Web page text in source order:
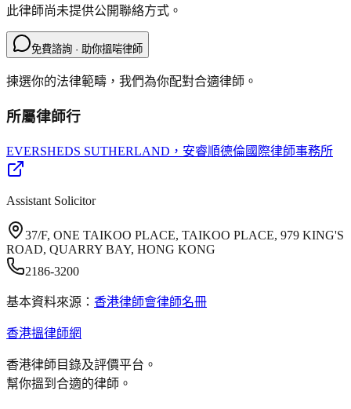
此律師尚未提供公開聯絡方式。
免費諮詢 · 助你搵啱律師
揀選你的法律範疇，我們為你配對合適律師。
所屬律師行
EVERSHEDS SUTHERLAND ，安睿順德倫國際律師事務所
Assistant Solicitor
37/F, ONE TAIKOO PLACE, TAIKOO PLACE, 979 KING'S
ROAD, QUARRY BAY, HONG KONG
2186-3200
基本資料來源： 香港律師會律師名冊
香港搵律師網
香港律師目錄及評價平台。
幫你搵到合適的律師。